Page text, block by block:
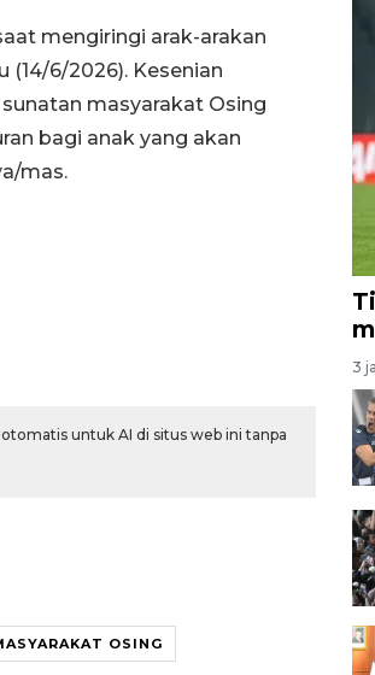
mengiringi arak-arakan
(14/6/2026). Kesenian
masyarakat Osing
bagi anak yang akan
mas.
untuk AI di situs web ini tanpa
OSING
3